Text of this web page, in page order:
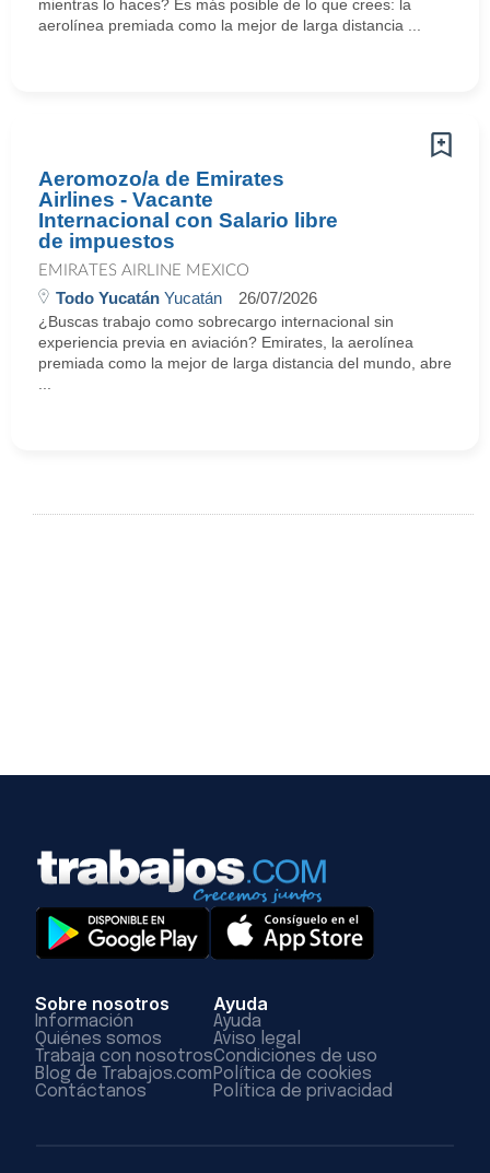
mientras lo haces? Es más posible de lo que crees: la
aerolínea premiada como la mejor de larga distancia ...
Aeromozo/a de Emirates
Airlines - Vacante
Internacional con Salario libre
de impuestos
EMIRATES AIRLINE MEXICO
Todo Yucatán Yucatán 26/07/2026
¿Buscas trabajo como sobrecargo internacional sin
experiencia previa en aviación? Emirates, la aerolínea
premiada como la mejor de larga distancia del mundo, abre
Sobre nosotros
Información
Quiénes somos
Trabaja con nosotros
Blog de Trabajos.com
Contáctanos
Ayuda
Ayuda
Aviso legal
Condiciones de uso
Política de cookies
Política de privacidad